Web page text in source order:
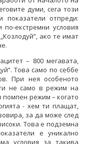
думи, сега този
показатели отпреди:
екстремни условия
ако те имат
– 800 мегавата,
Това само по себбе
При нея особеното
не само в режим на
помпен режим – когато
- хем ти плащат,
за да може след
Това е подземна
е уникално
условия за такива